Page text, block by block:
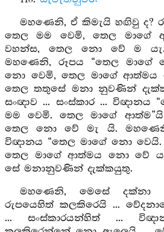
මහණෙනි, ඒ කිමැයි හඟිවු ද?
තෙල මම වෙමි, තෙල මාගේ
වහන්ස, තෙල නො වේ ම යැ.
මහණෙනි, රූපය “තෙල මාගේ
නො වෙමි, තෙල මාගේ ආත්මය
තෙල තතුසේ මනා නුවණින්
සංඥාව ... සංස්කාර ... විඥානය
මම වෙමි. තෙල මාගේ
තෙල නො වේ මැ යි.
විඥානය “තෙල මාගේ නො
තෙල මාගේ ආත්මය නො වේ
සේ මනානුවණින් දැක්කයුතු.
මහණෙනි, මෙසේ දක්නා
රුපයෙහිත් කලකිරෙයි ...
... සංස්කාරයන්හිත් ...